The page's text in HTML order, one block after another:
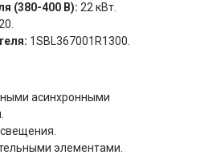
(380-400 В): 22 кВт.
1SBL367001R1300.
асинхронными
элементами.